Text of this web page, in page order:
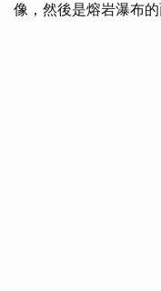
像，然後是熔岩瀑布的